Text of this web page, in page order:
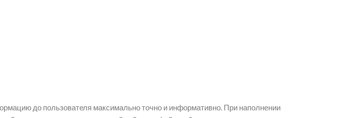
до пользователя максимально точно и информативно. При наполнении